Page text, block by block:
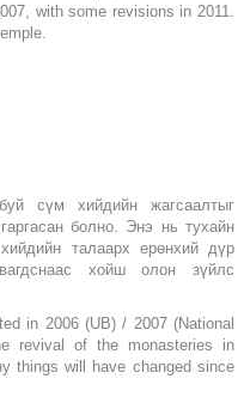
with some revisions in 2011.
сүм хийдийн жагсаалтыг
болно. Энэ нь тухайн
талаарх ерөнхий дүр
хойш олон зүйлс
in 2006 (UB) / 2007 (National
revival of the monasteries in
things will have changed since